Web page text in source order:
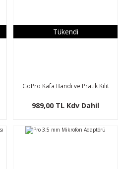
Tükendi
GoPro Kafa Bandı ve Pratik Kilit
989,00 TL Kdv Dahil